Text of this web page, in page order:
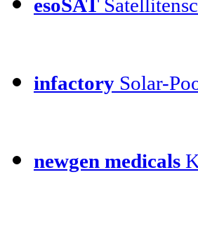
esoSAT
infactory Solar-
newgen medicals